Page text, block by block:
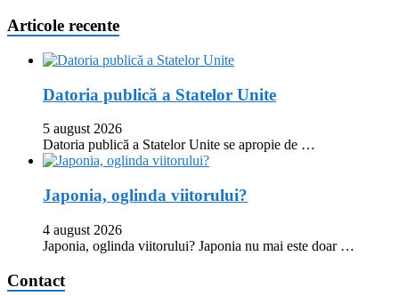
Articole recente
Datoria publică a Statelor Unite
5 august 2026
Datoria publică a Statelor Unite se apropie de …
Japonia, oglinda viitorului?
4 august 2026
Japonia, oglinda viitorului? Japonia nu mai este doar …
Contact